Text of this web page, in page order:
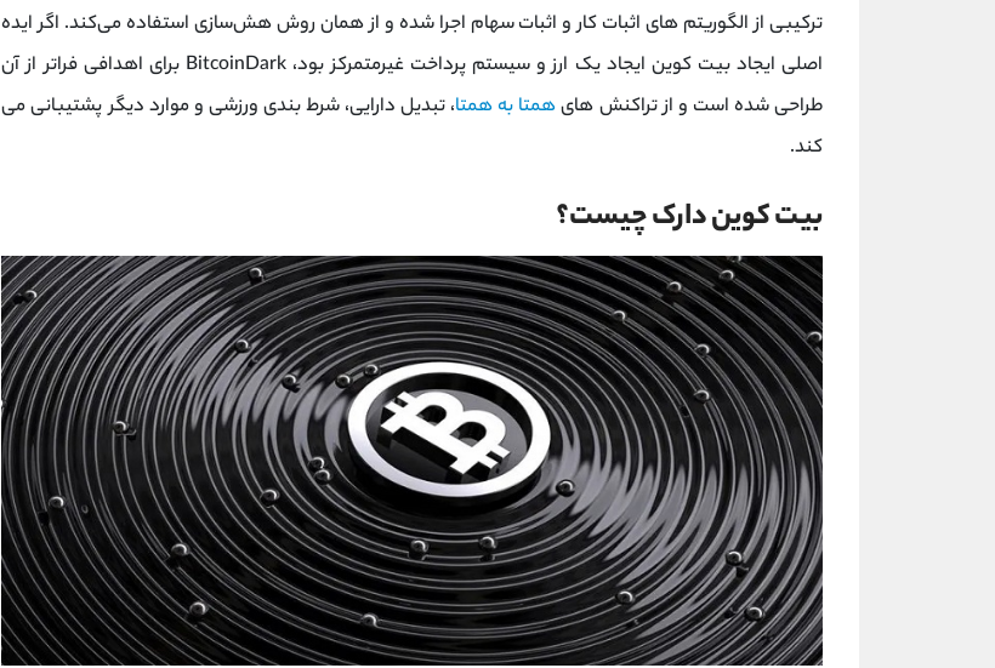
ترکیبی از الگوریتم‌ های اثبات کار و اثبات سهام اجرا شده و از همان روش هش‌سازی استفاده می‌کند. اگر ایده
اصلی ایجاد بیت کوین ایجاد یک ارز و سیستم پرداخت غیرمتمرکز بود، BitcoinDark برای اهدافی فراتر از آن
طراحی شده است و از تراکنش هایهمتا به همتا، تبدیل دارایی، شرط بندی ورزشی و موارد دیگر پشتیبانی می
کند.
بیت کوین دارک چیست؟